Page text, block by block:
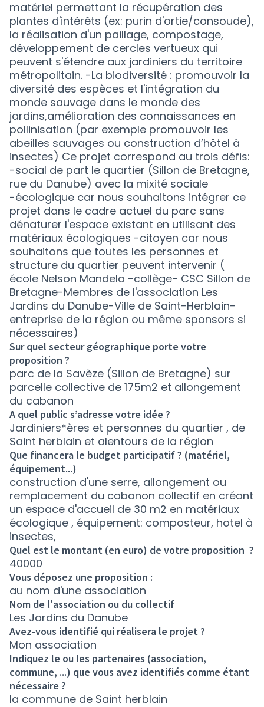
matériel permettant la récupération des
plantes d'intérêts (ex: purin d'ortie/consoude),
la réalisation d'un paillage, compostage,
développement de cercles vertueux qui
peuvent s'étendre aux jardiniers du territoire
métropolitain. -La biodiversité : promouvoir la
diversité des espèces et l'intégration du
monde sauvage dans le monde des
jardins,amélioration des connaissances en
pollinisation (par exemple promouvoir les
abeilles sauvages ou construction d’hôtel à
insectes) Ce projet correspond au trois défis:
-social de part le quartier (Sillon de Bretagne,
rue du Danube) avec la mixité sociale
-écologique car nous souhaitons intégrer ce
projet dans le cadre actuel du parc sans
dénaturer l'espace existant en utilisant des
matériaux écologiques -citoyen car nous
souhaitons que toutes les personnes et
structure du quartier peuvent intervenir (
école Nelson Mandela -collège- CSC Sillon de
Bretagne-Membres de l'association Les
Jardins du Danube-Ville de Saint-Herblain-
entreprise de la région ou même sponsors si
nécessaires)
Sur quel secteur géographique porte votre
proposition ?
parc de la Savèze (Sillon de Bretagne) sur
parcelle collective de 175m2 et allongement
du cabanon
A quel public s’adresse votre idée ?
Jardiniers*ères et personnes du quartier , de
Saint herblain et alentours de la région
Que financera le budget participatif ? (matériel,
équipement...)
construction d'une serre, allongement ou
remplacement du cabanon collectif en créant
un espace d'accueil de 30 m2 en matériaux
écologique , équipement: composteur, hotel à
insectes,
Quel est le montant (en euro) de votre proposition ?
40000
Vous déposez une proposition :
au nom d'une association
Nom de l'association ou du collectif
Les Jardins du Danube
Avez-vous identifié qui réalisera le projet ?
Mon association
Indiquez le ou les partenaires (association,
commune, ...) que vous avez identifiés comme étant
nécessaire ?
la commune de Saint herblain